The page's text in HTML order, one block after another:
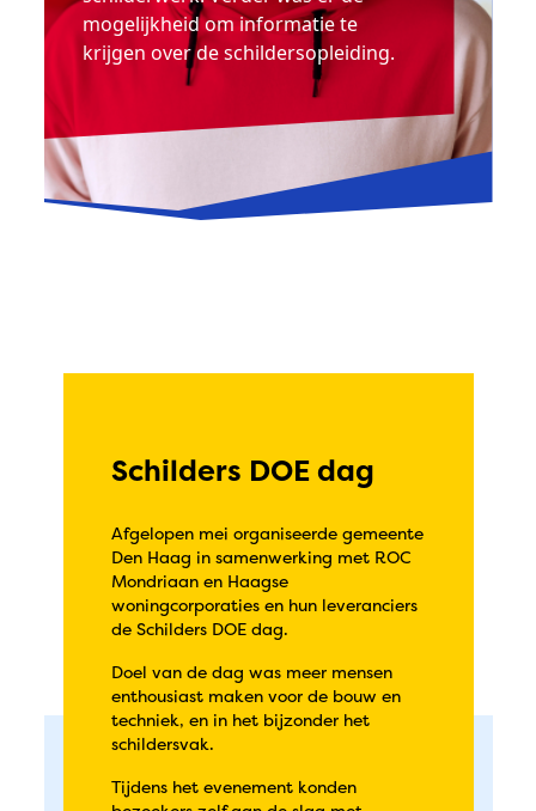
mogelijkheid om informatie te
krijgen over de schildersopleiding.
Schilders DOE dag
Afgelopen mei organiseerde gemeente
Den Haag in samenwerking met ROC
Mondriaan en Haagse
woningcorporaties en hun leveranciers
de Schilders DOE dag.
Doel van de dag was meer mensen
enthousiast maken voor de bouw en
techniek, en in het bijzonder het
schildersvak.
Tijdens het evenement konden